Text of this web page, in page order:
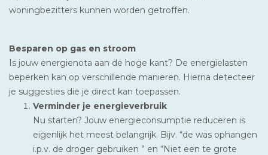
woningbezitters kunnen worden getroffen.
Besparen op gas en stroom
Is jouw energienota aan de hoge kant? De energielasten
beperken kan op verschillende manieren. Hierna detecteer
je suggesties die je direct kan toepassen.
Verminder je energieverbruik
Nu starten? Jouw energieconsumptie reduceren is
eigenlijk het meest belangrijk. Bijv. “de was ophangen
i.p.v. de droger gebruiken ” en “Niet een te grote